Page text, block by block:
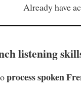
Already have
listening
process spoken